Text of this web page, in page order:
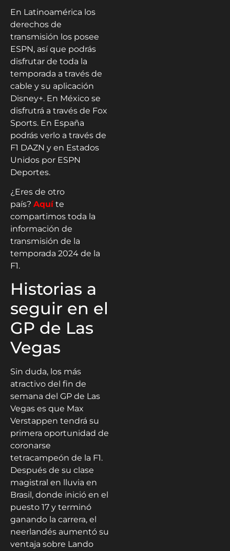
En Latinoamérica los
derechos de
transmisión los posee
ESPN, así que podrás
disfrutar de toda la
temporada a través de
cable y su aplicación
Disney+. En México se
disfrutrá a través de Fox
Sports. En España
podrás verlo a través de
F1 DAZN y en Estados
Unidos por ESPN
Deportes.
¿Eres de otro
país? Aquíte
compartimos toda la
información de
transmisión de la
temporada 2024 de la
F1.
Historias a
seguir en el
GP de Las
Vegas
Sin duda, los más
atractivo del fin de
semana del GP de Las
Vegas es que Max
Verstappen tendrá su
primera oportunidad de
coronarse
tetracampeón de la F1.
Después de su clase
magistral en lluvia en
Brasil, donde inició en el
puesto 17 y terminó
ganando la carrera, el
neerlandés aumentó su
ventaja sobre Lando